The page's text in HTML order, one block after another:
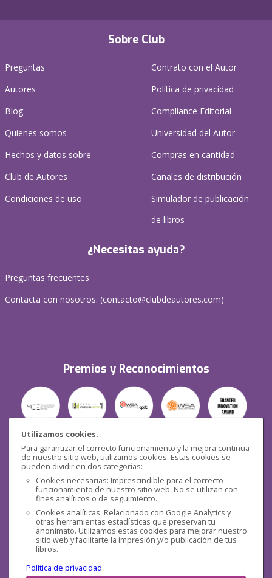
Utilizamos cookies.
Para garantizar el correcto funcionamiento y la mejora continua
de nuestro sitio web, utilizamos cookies. Estas cookies se
pueden dividir en dos categorías:
Cookies necesarias: Imprescindible para el correcto
funcionamiento de nuestro sitio web. No se utilizan con
fines analíticos o de seguimiento.
Cookies analíticas: Relacionado con Google Analytics y
otras herramientas estadísticas que preservan tu
anonimato. Utilizamos estas cookies para mejorar nuestro
sitio web y facilitarte la impresión y/o publicación de tus
libros.
Política de privacidad
.
Sobre Club
Preguntas
Autores
Blog
Quienes somos
Hechos y datos sobre
Club de Autores
Condiciones de uso
Contrato con el Autor
Política de privacidad
Compliance Editorial
Universidad del Autor
Compras en cantidad
Canales de distribución
Simulador de publicación
de libros
¿Necesitas ayuda?
Preguntas frecuentes
Contacta con nosotros: (contacto@clubdeautores.com)
Premios y Reconocimientos
Seguridad
Redes sociales